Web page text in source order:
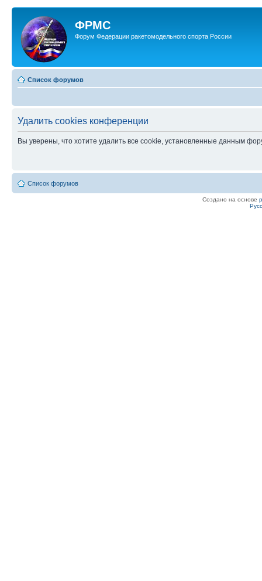
ФРМС
Форум Федерации ракетомодельного спорта России
Список форумов
Удалить cookies конференции
Вы уверены, что хотите удалить все cookie, установленные данным
Список форумов
Создано на основе